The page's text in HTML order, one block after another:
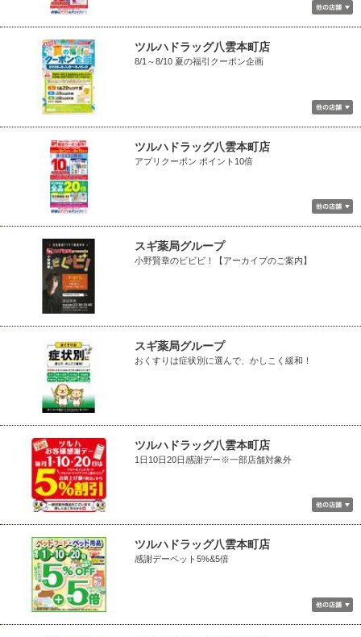
ツルハドラッグ八雲本町店
8/1～8/10 夏の福引クーポン企画
ツルハドラッグ八雲本町店
アプリクーポン ポイント10倍
スギ薬局グループ
小野賢章のビビビ！【アーカイブのご案内】
スギ薬局グループ
おくすりは症状別に選んで、かしこく緩和！
ツルハドラッグ八雲本町店
1日10日20日感謝デー※一部店舗対象外
ツルハドラッグ八雲本町店
感謝デーペット5%&5倍